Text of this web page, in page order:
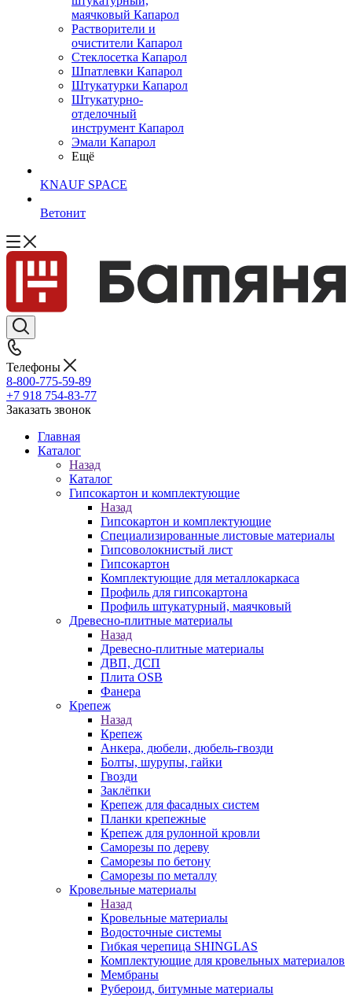
маячковый Капарол
Растворители и
очистители Капарол
Cтеклосетка Капарол
Шпатлевки Капарол
Штукатурки Капарол
Штукатурно-
отделочный
инструмент Капарол
Эмали Капарол
Ещё
KNAUF SPACE
Ветонит
Телефоны
8-800-775-59-89
+7 918 754-83-77
Заказать звонок
Главная
Каталог
Назад
Каталог
Гипсокартон и комплектующие
Назад
Гипсокартон и комплектующие
Специализированные листовые материалы
Гипсоволокнистый лист
Гипсокартон
Комплектующие для металлокаркаса
Профиль для гипсокартона
Профиль штукатурный, маячковый
Древесно-плитные материалы
Назад
Древесно-плитные материалы
ДВП, ДСП
Плита OSB
Фанера
Крепеж
Назад
Крепеж
Анкера, дюбели, дюбель-гвозди
Болты, шурупы, гайки
Гвозди
Заклёпки
Крепеж для фасадных систем
Планки крепежные
Крепеж для рулонной кровли
Саморезы по дереву
Саморезы по бетону
Саморезы по металлу
Кровельные материалы
Назад
Кровельные материалы
Водосточные системы
Гибкая черепица SHINGLAS
Комплектующие для кровельных материалов
Мембраны
Рубероид, битумные материалы